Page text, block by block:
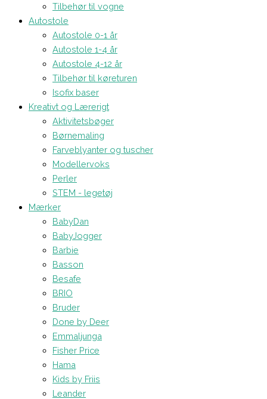
Tilbehør til vogne
Autostole
Autostole 0-1 år
Autostole 1-4 år
Autostole 4-12 år
Tilbehør til køreturen
Isofix baser
Kreativt og Lærerigt
Aktivitetsbøger
Børnemaling
Farveblyanter og tuscher
Modellervoks
Perler
STEM - legetøj
Mærker
BabyDan
BabyJogger
Barbie
Basson
Besafe
BRIO
Bruder
Done by Deer
Emmaljunga
Fisher Price
Hama
Kids by Friis
Leander